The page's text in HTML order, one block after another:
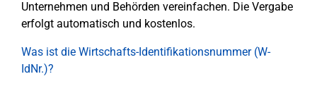
Unternehmen und Behörden vereinfachen. Die Vergabe
erfolgt automatisch und kostenlos.
Was ist die Wirtschafts-Identifikationsnummer (W-
IdNr.)?